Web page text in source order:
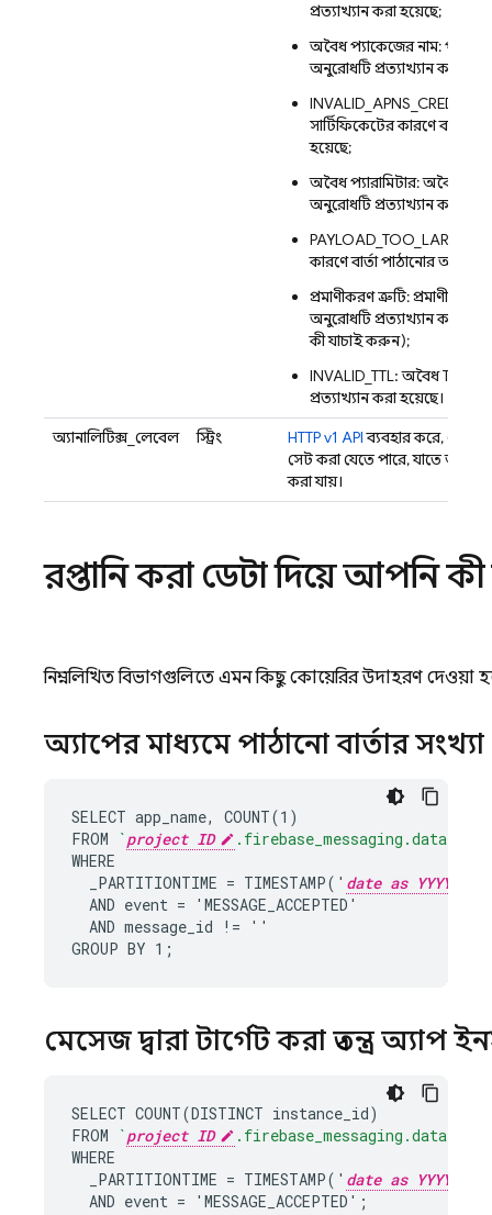
প্রত্যাখ্যান করা হয়েছে;
অবৈধ প্যাকেজের নাম:
অনুরোধটি প্রত্যাখ্যান করা
সার্টিফিকেটের কারণে বার্তা
হয়েছে;
অবৈধ প্যারামিটার: অবৈধ
অনুরোধটি প্রত্যাখ্যান করা
PAYLOAD_TOO_LARGE:
কারণে বার্তা পাঠানোর
প্রমাণীকরণ ত্রুটি: প্রমাণীকরণ
অনুরোধটি প্রত্যাখ্যান করা
কী যাচাই করুন);
INVALID_TTL: অবৈধ TTL-এর
প্রত্যাখ্যান করা হয়েছে।
অ্যানালিটিক্স_লেবেল
স্ট্রিং HTTP v1 APIব্যবহার করে, মেসেজ
সেট করা যেতে পারে, যাতে
করা যায়।
রপ্তানি করা ডেটা দিয়ে আপনি
নিম্নলিখিত বিভাগগুলিতে এমন কিছু কোয়েরির উদাহরণ
অ্যাপের মাধ্যমে পাঠানো বার্তার সংখ্যা
SELECT app_name, COUNT(1)
FROM
`project ID
.firebase_messaging.data`
WHERE
  _PARTITIONTIME = TIMESTAMP('
date as YYYY-MM-
  AND event = 'MESSAGE_ACCEPTED'
  AND message_id != ''
GROUP BY 1;
মেসেজ দ্বারা টার্গেট করা স্বতন্ত্র
SELECT COUNT(DISTINCT instance_id)
FROM
`project ID
.firebase_messaging.data`
WHERE
  _PARTITIONTIME = TIMESTAMP('
date as YYYY-MM-
  AND event = 'MESSAGE_ACCEPTED';